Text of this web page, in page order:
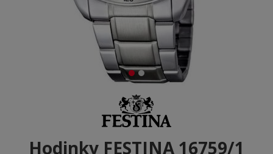
Hodinky FESTINA 16759/1